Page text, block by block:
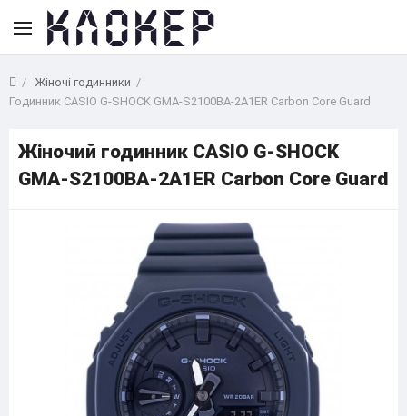
Жіночі годинники
Годинник CASIO G-SHOCK GMA-S2100BA-2A1ER Carbon Core Guard
Жіночий годинник CASIO G-SHOCK
GMA-S2100BA-2A1ER Carbon Core Guard